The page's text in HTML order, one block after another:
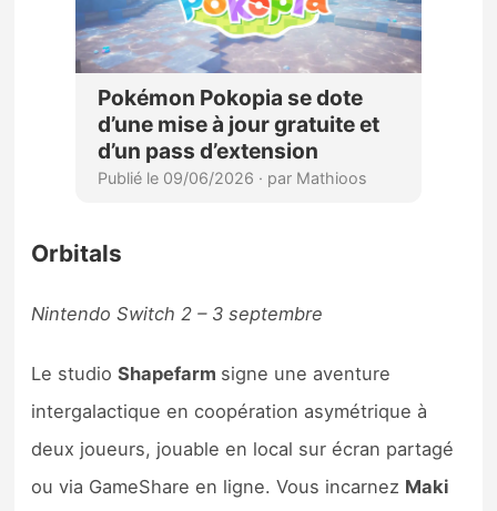
Orbitals
Nintendo Switch 2 – 3 septembre
Le studioShapefarm signe une aventure
intergalactique en coopération asymétrique à
deux joueurs, jouable en local sur écran partagé
ou via GameShare en ligne. Vous incarnez Maki